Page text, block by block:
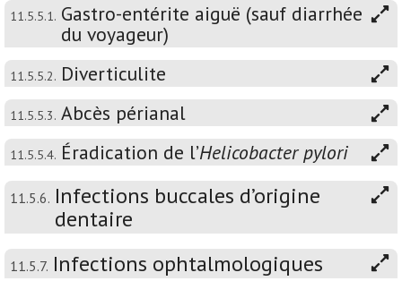
11.5.5.1. Gastro-entérite aiguë (sauf diarrhée
du voyageur)
11.5.5.2. Diverticulite
11.5.5.3. Abcès périanal
11.5.5.4. Éradication de l’Helicobacter pylori
11.5.6. Infections buccales d’origine
dentaire
11.5.7. Infections ophtalmologiques